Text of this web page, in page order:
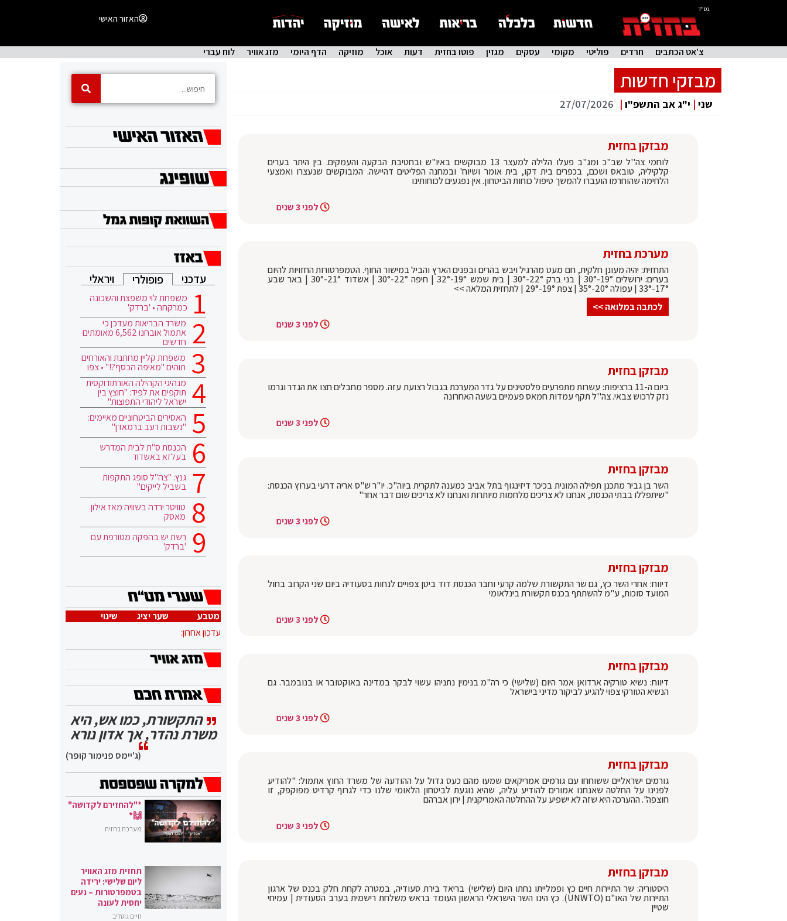
בס"ד
האזור האישי
צ'אט הכתבים חרדים פוליטי מקומי עסקים מגזין פוטו בחזית דעות אוכל מוזיקה הדף היומי מזג אוויר לוח עברי
מבזקי חדשות
שני | י"ג אב התשפ"ו |
27/07/2026
מבזקן בחזית
לוחמי צה''ל שב"כ ומג"ב פעלו הלילה למעצר 13 מבוקשים באיו"ש ובחטיבת הבקעה והעמקים. בין היתר בערים
קלקיליה, טובאס ושכם, בכפרים בית דקו, בית אומר ושיוח' ובמחנה הפליטים דהיישה. המבוקשים שנעצרו ואמצעי
הלחימה שהוחרמו הועברו להמשך טיפול כוחות הביטחון. אין נפגעים לכוחותינו
לפני 3 שנים
מערכת בחזית
התחזית: יהיה מעונן חלקית, חם מעט מהרגיל ויבש בהרים ובפנים הארץ והביל במישור החוף. הטמפרטורות החזויות להיום
בערים: ירושלים 19°-30° | בני ברק 22°-30° | בית שמש 19°-32° | חיפה 22°-30° | אשדוד 21°-30° | באר שבע
17°-33° | עפולה 20°-35° | צפת 19°-29° | לתחזית המלאה >>
לכתבה במלואה >>
לפני 3 שנים
מבזקן בחזית
ביום ה-11 ברציפות: עשרות מתפרעים פלסטינים על גדר המערכת בגבול רצועת עזה. מספר מחבלים חצו את הגדר וגרמו
נזק לרכוש צבאי. צה''ל תקף עמדות חמאס פעמיים בשעה האחרונה
לפני 3 שנים
מבזקן בחזית
השר בן גביר מתכנן תפילה המונית בכיכר דיזינגוף בתל אביב כמענה לתקרית ביוה"כ. יו"ר ש"ס אריה דרעי בערוץ הכנסת:
"שיתפללו בבתי הכנסת, אנחנו לא צריכים מלחמות מיותרות ואנחנו לא צריכים שום דבר אחר"
לפני 3 שנים
מבזקן בחזית
דיווח: אחרי השר כץ, גם שר התקשורת שלמה קרעי וחבר הכנסת דוד ביטן צפויים לנחות בסעודיה ביום שני הקרוב בחול
המועד סוכות, ע"מ להשתתף בכנס תקשורת בינלאומי
לפני 3 שנים
מבזקן בחזית
דיווח: נשיא טורקיה ארדואן אמר היום (שלישי) כי רה"מ בנימין נתניהו עשוי לבקר במדינה באוקטובר או בנובמבר. גם
הנשיא הטורקי צפוי להגיע לביקור מדיני בישראל
לפני 3 שנים
מבזקן בחזית
גורמים ישראליים ששוחחו עם גורמים אמריקאים שמעו מהם כעס גדול על ההודעה של משרד החוץ אתמול: "להודיע
לפנינו על החלטה שאנחנו אמורים להודיע עליה, שהיא נוגעת לביטחון הלאומי שלנו כדי לגרוף קרדיט מפוקפק, זו
חוצפה". ההערכה היא שזה לא ישפיע על ההחלטה האמריקנית | ירון אברהם
לפני 3 שנים
מבזקן בחזית
היסטוריה: שר התיירות חיים כץ ופמלייתו נחתו היום (שלישי) בריאד בירת סעודיה, במטרה לקחת חלק בכנס של ארגון
התיירות של האו"ם (UNWTO). כץ הינו השר הישראלי הראשון העומד בראש משלחת רישמית בערב הסעודית | עמיחי
שטיין
עדכני פופולרי ויראלי
משפחת לוי משפצת והשכונה
כמרקחה • 'ברדק'
משרד הבריאות מעדכן כי
אתמול אובחנו 6,562 מאומתים
חדשים
משפחת קליין מחתנת והאורחים
תוהים "מאיפה הכסף?!" • צפו
מנהיגי הקהילה האורתודוקסית
תוקפים את לפיד: "חוצץ בין
ישראל ליהודי התפוצות"
האסירים הביטחוניים מאיימים:
"נשבות רעב ברמאדן"
הכנסת ס"ת לבית המדרש
בעלזא באשדוד
גנץ: "צה"ל סופג התקפות
בשביל לייקים"
טוויטר ירדה בשוויה מאז אילון
מאסק
רשת יש בהפקה מטורפת עם
'ברדק'
מטבע שער יציג
שינוי
עדכון אחרון:
התקשורת, כמו אש, היא
משרת נהדר, אך אדון נורא
(ג'יימס פנימור קופר)
*"להחזירם לקדושה"
🙌*
מערכת בחזית
תחזית מזג האוויר
ליום שלישי: ירידה
בטמפרטורות – נעים
יחסית לעונה
חיים גוטליב